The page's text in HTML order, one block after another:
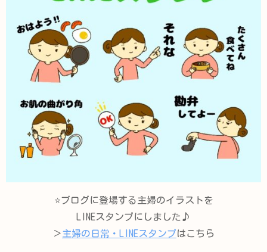
⭐️ブログに登場する主婦のイラストを
LINEスタンプにしました♪
＞主婦の日常・LINEスタンプはこちら